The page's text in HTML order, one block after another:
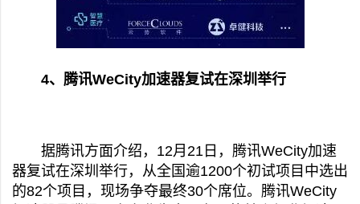
4、腾讯WeCity加速器复试在深圳举行
据腾讯方面介绍，12月21日，腾讯WeCity加速
器复试在深圳举行，从全国逾1200个初试项目中选出
的82个项目，现场争夺最终30个席位。腾讯WeCity